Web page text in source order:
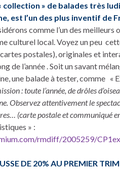
collection » de balades très
est l’un des plus inventif de
comme l’un des
culturel local. Voyez un peu
postales), originales et
de l’année . Soit un savant
une balade à tester, comme «
: toute l’année, de drôles
Observez attentivement le
(carte postale et communiqué
» :
rmdiff/2005259/
DE 20% AU PREMIER